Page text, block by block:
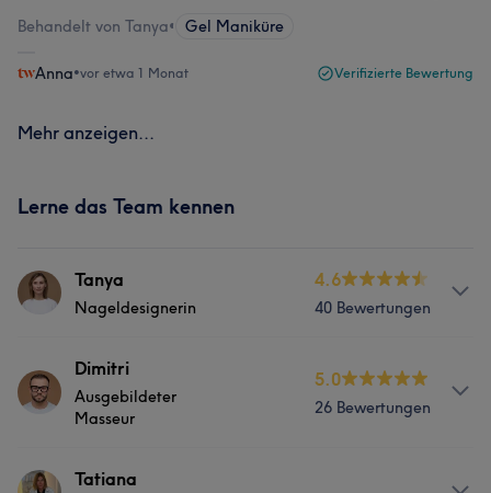
Behandelt von Tanya• Gel Maniküre
Anna•vor etwa 1 Monat Verifizierte Bewertung
Mehr anzeigen...
Lerne das Team kennen
Tanya
Nageldesignerin
4.6
40 Bewertungen
Services
Nägel
Portfolio
Dimitri
Ausgebildeter
Masseur
5.0
26 Bewertungen
ServicesTatiana